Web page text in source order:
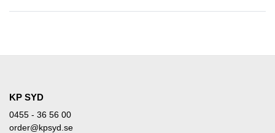
KP SYD
0455 - 36 56 00
order@kpsyd.se